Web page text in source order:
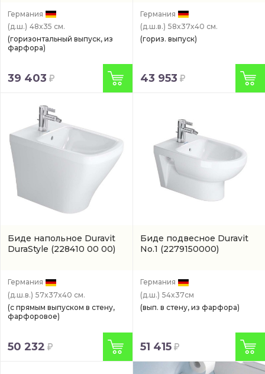
Германия
(д.ш.) 48x35 см.
(горизонтальный выпуск, из
фарфора)
39 403
Германия
(д.ш.в.) 58x37x40 см.
(гориз. выпуск)
43 953
Биде напольное Duravit
DuraStyle (228410 00 00)
Германия
(д.ш.в.) 57x37x40 см.
(с прямым выпуском в стену,
фарфоровое)
50 232
Биде подвесное Duravit
No.1 (2279150000)
Германия
(д.ш.) 54x37см
(вып. в стену, из фарфора)
51 415